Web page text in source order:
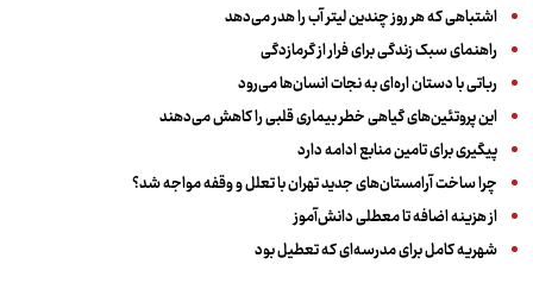
اشتباهی که هر روز چندین لیتر آب را هدر می‌دهد
راهنمای سبک زندگی برای فرار از گرمازدگی
رباتی با دستان اره‌ای به نجات انسان‌ها می‌رود
این پروتئین‌های گیاهی خطر بیماری قلبی را کاهش می‌دهند
پیگیری برای تامین منابع ادامه دارد
چرا ساخت آرامستان‌های جدید تهران با تعلل و وقفه مواجه شد؟
از هزینه اضافه تا معطلی دانش‌آموز
شهریه کامل برای مدرسه‌ای که تعطیل بود